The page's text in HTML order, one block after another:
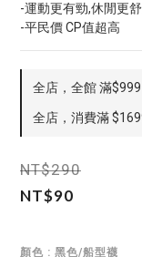
-運動更有勁,休閒更
-平民價 CP值超高
全店，全館 滿
全店，消費滿
NT$290
NT$90
顏色 : 黑色/船型襪